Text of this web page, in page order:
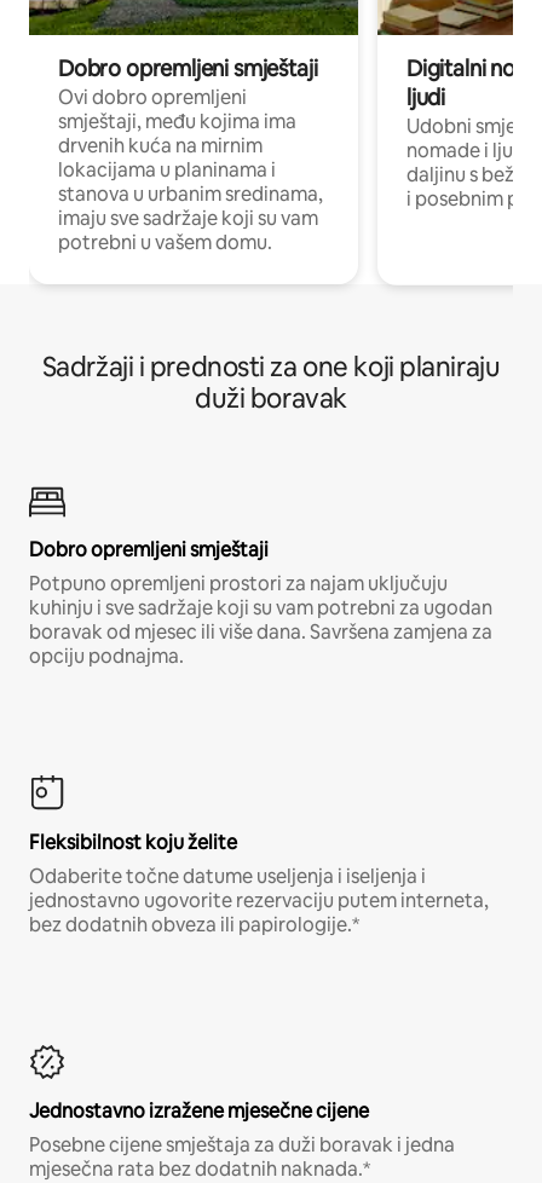
Dobro opremljeni smještaji
Ovi dobro opremljeni
smještaji, među kojima ima
drvenih kuća na mirnim
lokacijama u planinama i
stanova u urbanim sredinama,
imaju sve sadržaje koji su vam
potrebni u vašem domu.
Digitalni
ljudi
Udobni
nomade i ljude
daljinu s
i posebnim
Sadržaji i prednosti za one koji planiraju
duži boravak
Dobro opremljeni smještaji
Potpuno opremljeni prostori za najam uključuju
kuhinju i sve sadržaje koji su vam potrebni za ugodan
boravak od mjesec ili više dana. Savršena zamjena za
opciju podnajma.
Fleksibilnost koju želite
Odaberite točne datume useljenja i iseljenja i
jednostavno ugovorite rezervaciju putem interneta,
bez dodatnih obveza ili papirologije.*
Jednostavno izražene mjesečne cijene
Posebne cijene smještaja za duži boravak i jedna
mjesečna rata bez dodatnih naknada.*